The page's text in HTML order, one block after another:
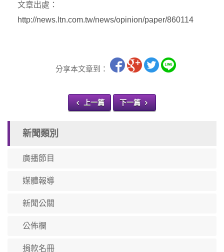
文章出處：
http://news.ltn.com.tw/news/opinion/paper/860114
分享本文章到：
上一篇 下一篇
新聞類別
廣播節目
媒體報導
新聞公關
公佈欄
捐款名冊